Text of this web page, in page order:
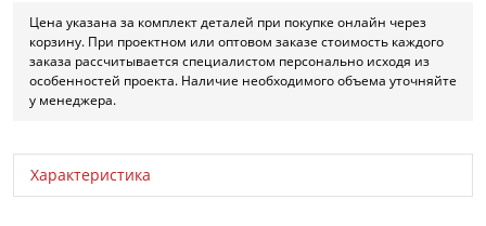
Цена указана за комплект деталей при покупке онлайн через
корзину. При проектном или оптовом заказе стоимость каждого
заказа рассчитывается специалистом персонально исходя из
особенностей проекта. Наличие необходимого объема уточняйте
у менеджера.
Характеристика